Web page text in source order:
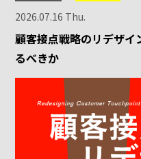
2026.07.16 Thu.
顧客接点戦略のリデザイ
るべきか